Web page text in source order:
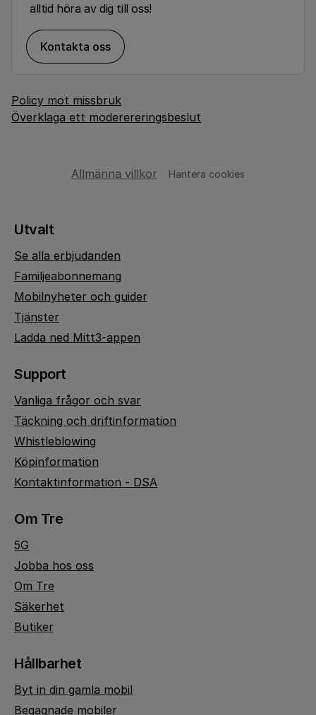
alltid höra av dig till oss!
Kontakta oss
Policy mot missbruk
Överklaga ett moderereringsbeslut
Allmänna villkor Hantera cookies
Utvalt
Se alla erbjudanden
Familjeabonnemang
Mobilnyheter och guider
Tjänster
Ladda ned Mitt3-appen
Support
Vanliga frågor och svar
Täckning och driftinformation
Whistleblowing
Köpinformation
Kontaktinformation - DSA
Om Tre
5G
Jobba hos oss
Om Tre
Säkerhet
Butiker
Hållbarhet
Byt in din gamla mobil
Begagnade mobiler